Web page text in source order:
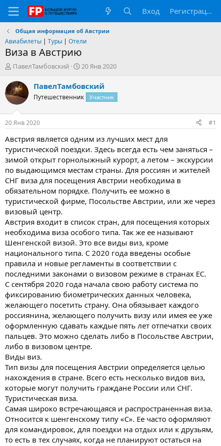
Вход Регистрация
Общая информация об Австрии
Авиабилеты | Туры | Отели
Виза в Австрию
А
т
о
т
е
м
ы
ПавелТамбовский
Д
т
н
а
л
20 Янв 2020
ПавелТамбовский
Путешественник Участник
20 Янв 2020 #1
Австрия является одним из лучших мест для
туристической поездки. Здесь всегда есть чем заняться –
зимой открыт горнолыжный курорт, а летом – экскурсии
по выдающимся местам страны. Для россиян и жителей
СНГ виза для посещения Австрии необходима в
обязательном порядке. Получить ее можно в
туристической фирме, Посольстве Австрии, или же через
визовый центр.
Австрия входит в список стран, для посещения которых
необходима виза особого типа. Так же ее называют
Шенгенской визой. Это все виды виз, кроме
национального типа. С 2020 года введены особые
правила и новые регламенты в соответствии с
последними законами о визовом режиме в странах ЕС.
С сентября 2020 года начала свою работу система по
фиксированию биометрических данных человека,
желающего посетить страну. Она обязывает каждого
россиянина, желающего получить визу или имея ее уже
оформленную сдавать каждые пять лет отпечатки своих
пальцев. Это можно сделать либо в Посольстве Австрии,
либо в визовом центре.
Виды виз.
Тип визы для посещения Австрии определяется целью
нахождения в стране. Всего есть несколько видов виз,
которые могут получить граждане России или СНГ.
Туристическая виза.
Самая широко встречающаяся и распространенная виза.
Относится к шенгенскому типу «С». Ее часто оформляют
для командировок, для поездки на отдых или к друзьям,
то есть в тех случаях, когда не планируют остаться на